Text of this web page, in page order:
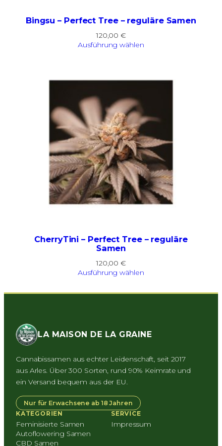
Bingsu – Perfect Tree – reguläre Samen
120,00€
Ausführung wählen
CherryTini – Perfect Tree – reguläre
Samen
120,00€
Ausführung wählen
LA MAISON DE LA GRAINE
Cannabissamen aus echter Leidenschaft, seit 2017
aus Arles. Über 300 Sorten, rund 90% Keimrate und
ein Versand bequem aus der EU.
Nur für Erwachsene ab 18 Jahren
KATEGORIEN
Feminisierte Samen
Autoflowering Samen
CBD Samen
SERVICE
Impressum